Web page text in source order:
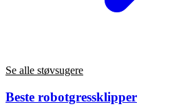
Se alle støvsugere
Beste robotgressklipper